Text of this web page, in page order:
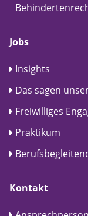
Jobs
Insights
Das sagen
Freiwilliges
Praktikum
Kontakt